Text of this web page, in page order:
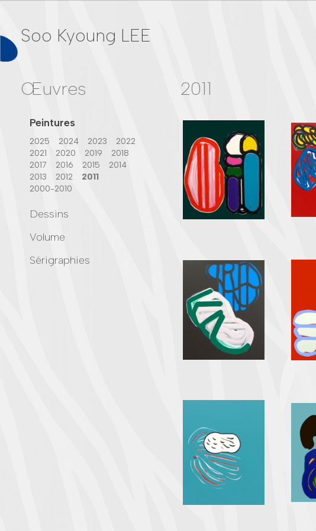
Soo Kyoung LEE
Œuvres
Peintures
2025 2024 2023
2022
2021
2020 2019
2018
2017
2016 2015
2014
2013
2012
2011
2000-2010
Dessins
2024
2000-2010
Volume
2023 2022
Sérigraphies
2011